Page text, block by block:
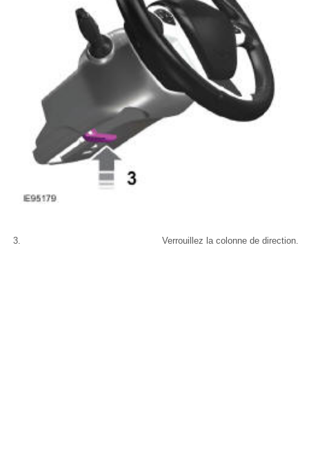
Verrouillez la colonne de direction.